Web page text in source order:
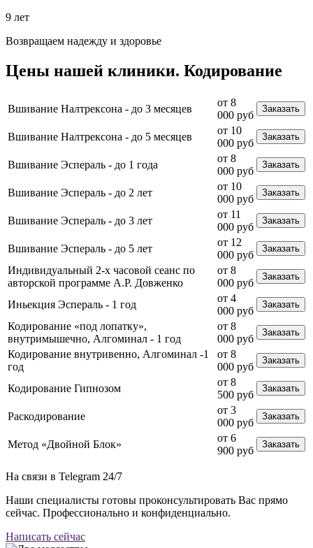
9 лет
Возвращаем надежду и здоровье
Цены нашей клиники. Кодирование
Вшивание Налтрексона - до 3 месяцев
от 8
000 руб
Заказать
Вшивание Налтрексона - до 5 месяцев
от 10
000 руб
Заказать
Вшивание Эспераль - до 1 года
от 8
000 руб
Заказать
Вшивание Эспераль - до 2 лет
от 10
000 руб
Заказать
Вшивание Эспераль - до 3 лет
от 11
000 руб
Заказать
Вшивание Эспераль - до 5 лет
от 12
000 руб
Заказать
Индивидуальный 2-х часовой сеанс по
авторской программе А.Р. Довженко
от 8
000 руб
Заказать
Иньекция Эспераль - 1 год
от 4
000 руб
Заказать
Кодирование «под лопатку»,
внутримышечно, Алгоминал - 1 год
от 8
000 руб
Заказать
Кодирование внутривенно, Алгоминал -1
год
от 8
000 руб
Заказать
Кодирование Гипнозом
от 8
500 руб
Заказать
Раскодирование
от 3
000 руб
Заказать
Метод «Двойной Блок»
от 6
900 руб
Заказать
На связи в Telegram 24/7
Наши специалисты готовы проконсультировать Вас прямо
сейчас. Профессионально и конфиденциально.
Написать сейчас